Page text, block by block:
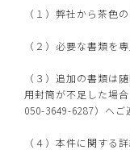
（１）弊社から茶色
（２）必要な書類を
（３）追加の書類は
用封筒が不足した場
050-3649-6287）へご
（４）本件に関する